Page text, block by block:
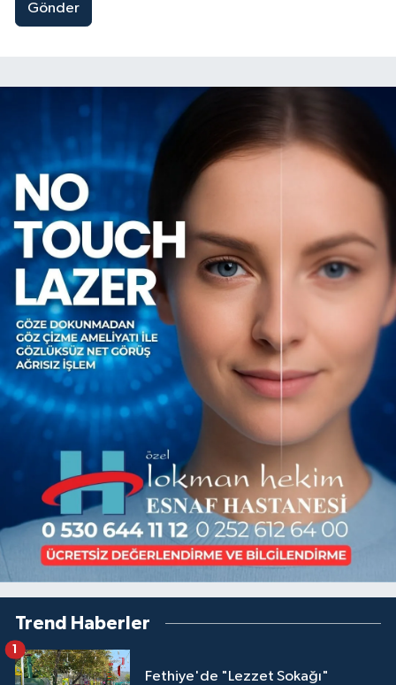
Gönder
Trend Haberler
Fethiye'de "Lezzet Sokağı"
1